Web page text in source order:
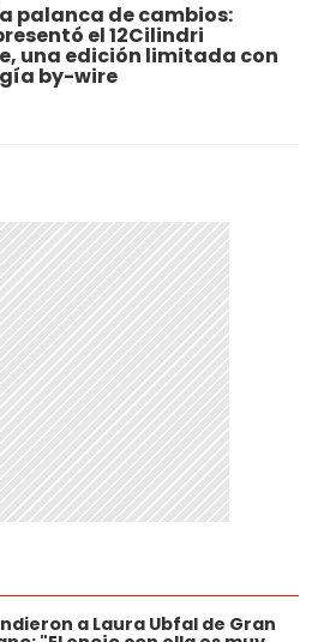
palanca de cambios:
el 12Cilindri
una edición limitada con
by-wire
a Laura Ubfal de Gran